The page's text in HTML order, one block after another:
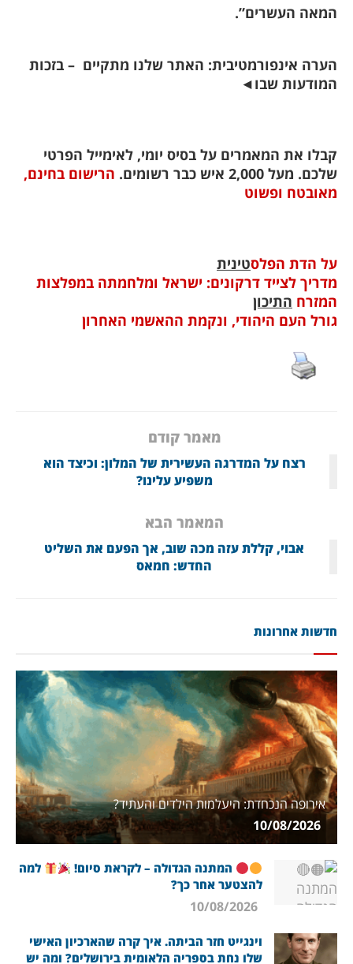
המאה העשרים”.
הערה אינפורמטיבית: האתר שלנו מתקיים – בזכות
המודעות שבו◄
קבלו את המאמרים על בסיס יומי, לאימייל הפרטי
שלכם. מעל 2,000 איש כבר רשומים.
הרישום בחינם,
מאובטח ופשוט
על הדת הפלסטינית
מדריך לצייד דרקונים: ישראל ומלחמתה במפלצות
המזרח התיכון
גורל העם היהודי, ונקמת ההאשמי האחרון
מאמר קודם
רצח על המדרגה העשירית של המלון: וכיצד הוא
משפיע עלינו?
המאמר הבא
אבוי, קללת עזה מכה שוב, אך הפעם את השליט
החדש: חמאס
חדשות אחרונות
אירופה הנכחדת: היעלמות הילדים והעתיד?
המתנה הגדולה – לקראת סיום!
למה
להצטער אחר כך?
וינגייט חזר הביתה. איך קרה שהארכיון האישי
שלו נחת בספריה הלאומית בירושלים? ומה יש